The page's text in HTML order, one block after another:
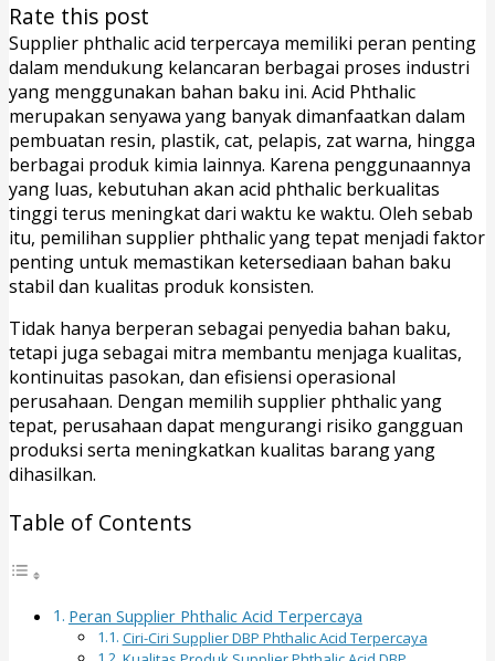
Rate this post
Supplier phthalic acid terpercaya memiliki peran penting
dalam mendukung kelancaran berbagai proses industri
yang menggunakan bahan baku ini. Acid Phthalic
merupakan senyawa yang banyak dimanfaatkan dalam
pembuatan resin, plastik, cat, pelapis, zat warna, hingga
berbagai produk kimia lainnya. Karena penggunaannya
yang luas, kebutuhan akan acid phthalic berkualitas
tinggi terus meningkat dari waktu ke waktu. Oleh sebab
itu, pemilihan supplier phthalic yang tepat menjadi faktor
penting untuk memastikan ketersediaan bahan baku
stabil dan kualitas produk konsisten.
Tidak hanya berperan sebagai penyedia bahan baku,
tetapi juga sebagai mitra membantu menjaga kualitas,
kontinuitas pasokan, dan efisiensi operasional
perusahaan. Dengan memilih supplier phthalic yang
tepat, perusahaan dapat mengurangi risiko gangguan
produksi serta meningkatkan kualitas barang yang
dihasilkan.
Table of Contents
Peran Supplier Phthalic Acid Terpercaya
Ciri-Ciri Supplier DBP Phthalic Acid Terpercaya